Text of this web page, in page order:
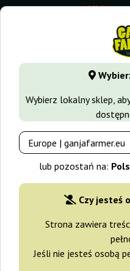
Wybierz lokalny sklep,
lub pozostań na:
Czy jesteś
Strona zawiera
Jeśli nie jesteś osobą
GanjaFarmer.com.pl
konopi
czego